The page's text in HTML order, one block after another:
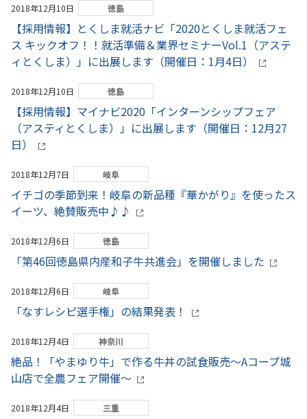
2018年12月10日 徳島
【採用情報】とくしま就活ナビ「2020とくしま就活フェ
ス キックオフ！！就活準備＆業界セミナーVol.1（アステ
ィとくしま）」に出展します（開催日：1月4日）
2018年12月10日 徳島
【採用情報】マイナビ2020「インターンシップフェア
（アスティとくしま）」に出展します（開催日：12月27
日）
2018年12月7日 岐阜
イチゴの季節到来！岐阜の新品種『華かがり』を使ったス
イーツ、絶賛販売中♪♪
2018年12月6日 徳島
「第46回徳島県内産和子牛共進会」を開催しました
2018年12月6日 岐阜
「なすレシピ選手権」の結果発表！
2018年12月4日 神奈川
絶品！「やまゆり牛」で作る牛丼の試食販売～Aコープ城
山店で全農フェア開催～
2018年12月4日 三重